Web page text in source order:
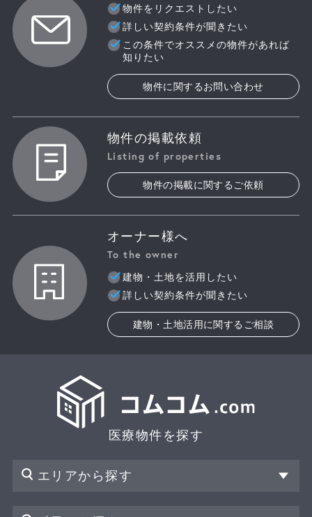
物件をリクエストしたい
詳しい契約条件が聞きたい
この条件でオススメの物件があれば
知りたい
物件に関するお問い合わせ
物件の掲載依頼
Listing of properties
物件の掲載に関するご依頼
オーナー様へ
To the owner
建物・土地を活用したい
詳しい契約条件が聞きたい
建物・土地活用に関するご相談
医療物件を探す
エリアから探す